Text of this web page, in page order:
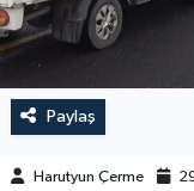
Paylaş
Harutyun Çerme